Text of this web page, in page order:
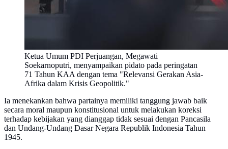
Ketua Umum PDI Perjuangan, Megawati
Soekarnoputri, menyampaikan pidato pada peringatan
71 Tahun KAA dengan tema "Relevansi Gerakan Asia-
Afrika dalam Krisis Geopolitik."
Ia menekankan bahwa partainya memiliki tanggung jawab baik
secara moral maupun konstitusional untuk melakukan koreksi
terhadap kebijakan yang dianggap tidak sesuai dengan Pancasila
dan Undang-Undang Dasar Negara Republik Indonesia Tahun
1945.